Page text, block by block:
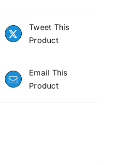
Tweet This
Product
Email This
Product